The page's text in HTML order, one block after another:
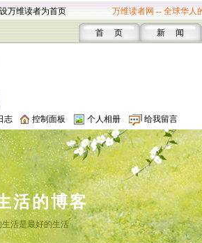
设万维读者为首页 万维读者网 -- 全球华人
首 页 新 闻
志 控制面板 个人相册 给我留言
活的博客
生活是最好的生活